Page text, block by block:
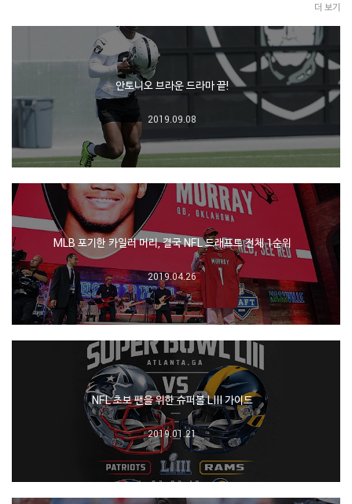
더 보기
안토니오 브라운 드라마 끝!
2019.09.08
MLB 포기한 카일러 머리, 결국 NFL 드래프트 전체 1순위
2019.04.26
NFL 초보 팬을 위한 슈퍼볼 LIII 가이드
2019.01.21